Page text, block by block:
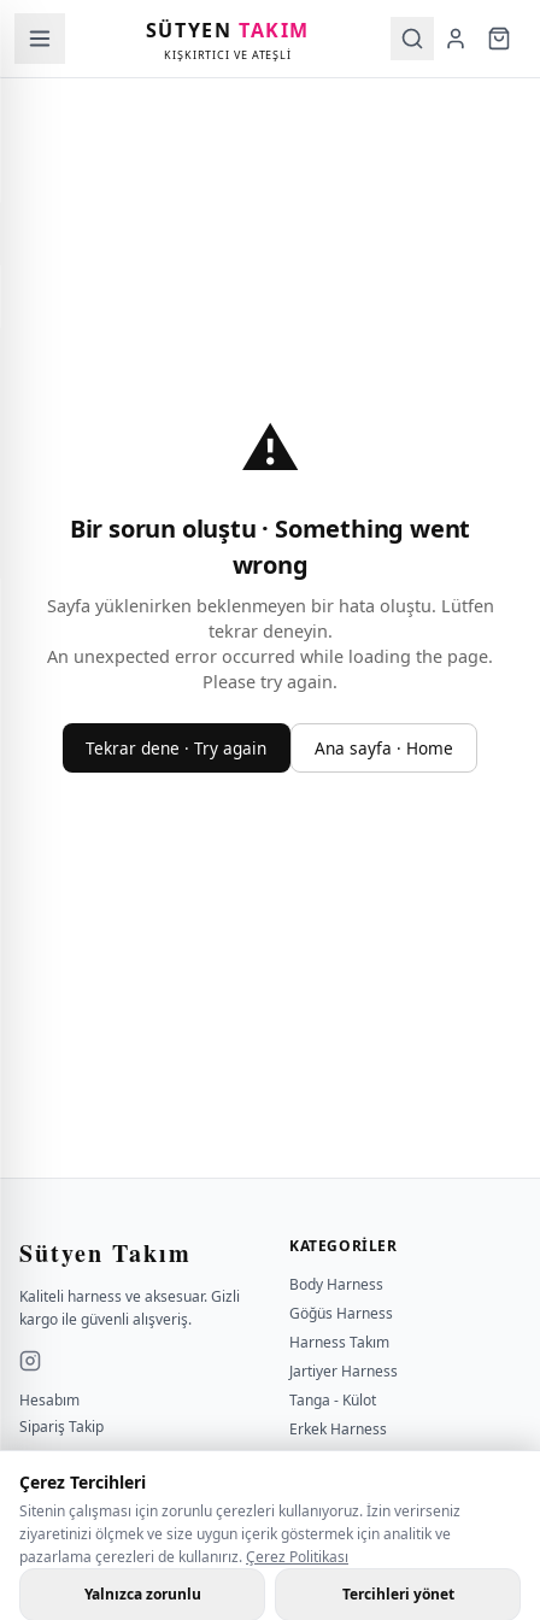
SÜTYENTAKIM
KIŞKIRTICI VE ATEŞLİ
⚠️
Bir sorun oluştu · Something went
wrong
Sayfa yüklenirken beklenmeyen bir hata oluştu. Lütfen
tekrar deneyin.
An unexpected error occurred while loading the page.
Please try again.
Tekrar dene · Try again Ana sayfa · Home
Çerez Tercihleri
Sitenin çalışması için zorunlu çerezleri kullanıyoruz. İzin verirseniz
ziyaretinizi ölçmek ve size uygun içerik göstermek için analitik ve
pazarlama çerezleri de kullanırız.Çerez Politikası
Yalnızca zorunlu
Tercihleri yönet
Sütyen Takım
Kaliteli harness ve aksesuar. Gizli
kargo ile güvenli alışveriş.
Hesabım
Sipariş Takip
KATEGORILER
Body Harness
Göğüs Harness
Harness Takım
Jartiyer Harness
Tanga - Külot
Erkek Harness
Kırbaç - Kelepçe
BILGI
Çerez Politikası
Gizlilik Politikası
İLETİŞİM
BİZE ULAŞIN
WHATSAPP İLETİŞİM